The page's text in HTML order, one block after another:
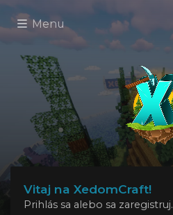
Menu
Vitaj na XedomCraft!
Prihlás sa alebo sa zaregistruj.